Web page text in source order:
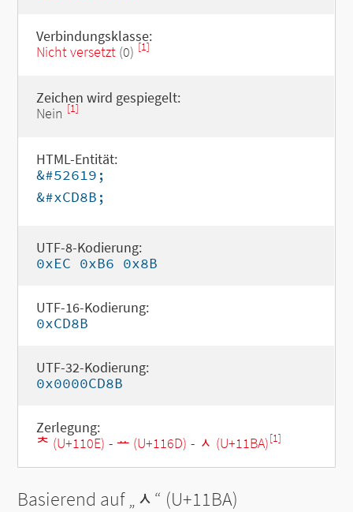
Verbindungsklasse:
Nicht versetzt(0) [1]
Zeichen wird gespiegelt:
Nein [1]
HTML-Entität:
&#52619;
&#xCD8B;
UTF-8-Kodierung:
0xEC 0xB6 0x8B
UTF-16-Kodierung:
0xCD8B
UTF-32-Kodierung:
0x0000CD8B
Zerlegung:
ᄎ (U+110E) - ᅭ (U+116D) - ᆺ (U+11BA)[1]
Basierend auf „ᆺ“ (U+11BA)